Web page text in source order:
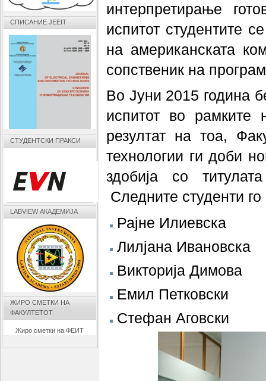
интерпретирање
испитот студентите
на американската
сопственик на
Во Јуни 2015 година
испитот во рамките
резултат на тоа,
технологии ги доби
здобија со
Следните студенти
Рајне Илиевска
Лилјана Ивановска
Викторија Димова
Емил Петковски
Стефан Аговски
СПИСАНИЕ JEEIT
СТУДЕНТСКИ ПРАКСИ
LABVIEW АКАДЕМИЈА
ЖИРО СМЕТКИ НА
ФАКУЛТЕТОТ
Жиро сметки на ФЕИТ